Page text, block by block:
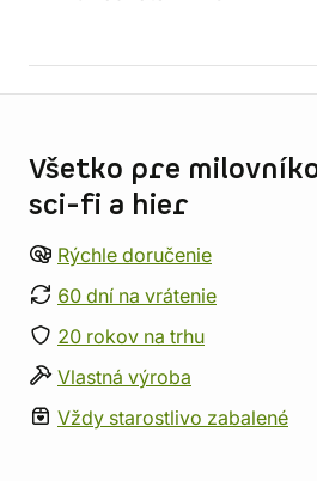
Všetko pre
sci-fi a hier
Rýchle doručenie
60 dní na vrátenie
20 rokov na trhu
Vlastná výroba
Vždy starostlivo zabalené